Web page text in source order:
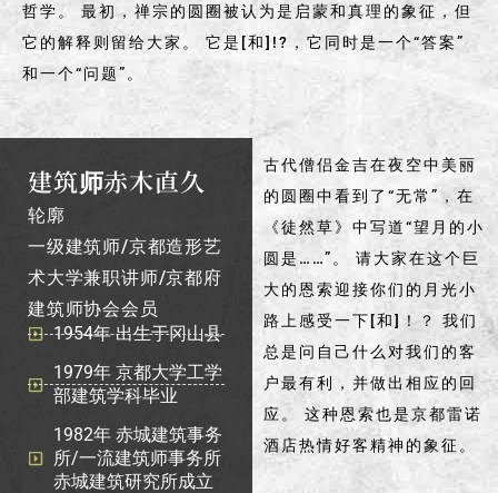
哲学。 最初，禅宗的圆圈被认为是启蒙和真理的象征，但
它的解释则留给大家。 它是[和]!?，它同时是一个“答案”
和一个“问题”。
建筑师赤木直久
轮廓
一级建筑师/京都造形艺
术大学兼职讲师/京都府
建筑师协会会员
1954年 出生于冈山县
1979年 京都大学工学
部建筑学科毕业
1982年 赤城建筑事务
所/一流建筑师事务所
赤城建筑研究所成立
古代僧侣金吉在夜空中美丽
的圆圈中看到了“无常”，在
《徒然草》中写道“望月的小
圆是……”。 请大家在这个巨
大的恩索迎接你们的月光小
路上感受一下[和]！？ 我们
总是问自己什么对我们的客
户最有利，并做出相应的回
应。 这种恩索也是京都雷诺
酒店热情好客精神的象征。